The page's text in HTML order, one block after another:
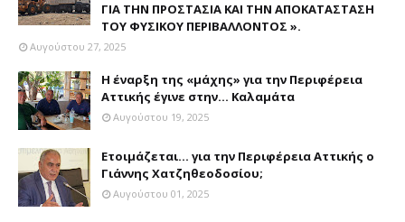
ΓΙΑ ΤΗΝ ΠΡΟΣΤΑΣΙΑ ΚΑΙ ΤΗΝ ΑΠΟΚΑΤΑΣΤΑΣΗ
ΤΟΥ ΦΥΣΙΚΟΥ ΠΕΡΙΒΑΛΛΟΝΤΟΣ ».
Αυγούστου 27, 2025
Η έναρξη της «μάχης» για την Περιφέρεια
Αττικής έγινε στην... Καλαμάτα
Αυγούστου 19, 2025
Ετοιμάζεται... για την Περιφέρεια Αττικής ο
Γιάννης Χατζηθεοδοσίου;
Αυγούστου 01, 2025